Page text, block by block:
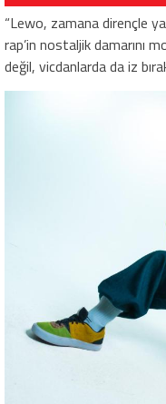
“Lewo, zamana dirençle
rap’in nostaljik damarını
değil, vicdanlarda da iz